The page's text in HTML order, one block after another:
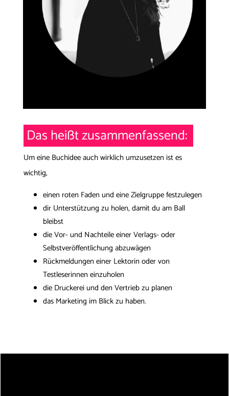
Das heißt zusammenfassend:
Um eine Buchidee auch wirklich umzusetzen ist es
wichtig,
einen roten Faden und eine Zielgruppe festzulegen
dir Unterstützung zu holen, damit du am Ball
bleibst
die Vor- und Nachteile einer Verlags- oder
Selbstveröffentlichung abzuwägen
Rückmeldungen einer Lektorin oder von
Testleserinnen einzuholen
die Druckerei und den Vertrieb zu planen
das Marketing im Blick zu haben.